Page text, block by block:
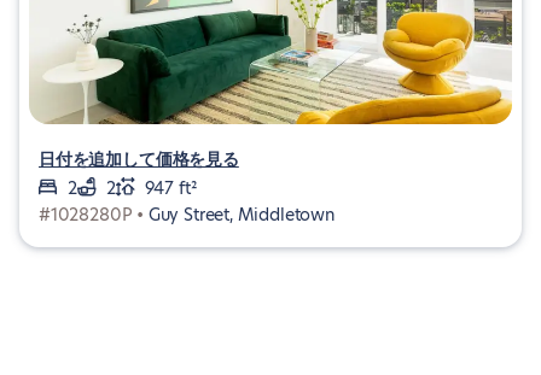
日付を追加して価格を見る
2
2
947 ft²
#1028280P • Guy Street, Middletown